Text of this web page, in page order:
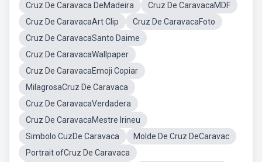
Cruz De Caravaca DeMadeira
Cruz De CaravacaMDF
Cruz De CaravacaArt Clip
Cruz De CaravacaFoto
Cruz De CaravacaSanto Daime
Cruz De CaravacaWallpaper
Cruz De CaravacaEmoji Copiar
MilagrosaCruz De Caravaca
Cruz De CaravacaVerdadera
Cruz De CaravacaMestre Irineu
Simbolo CuzDe Caravaca
Molde De Cruz DeCaravac
Portrait ofCruz De Caravaca